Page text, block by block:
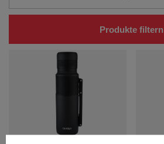
Produkte filtern